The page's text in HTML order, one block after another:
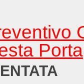
Porta